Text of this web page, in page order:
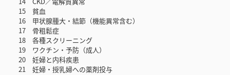
15 貧血
16 甲状腺腫大・結節（機能異常含む）
17 骨粗鬆症
18 各種スクリーニング
19 ワクチン・予防（成人）
20 妊婦と内科疾患
21 妊婦・授乳婦への薬剤投与